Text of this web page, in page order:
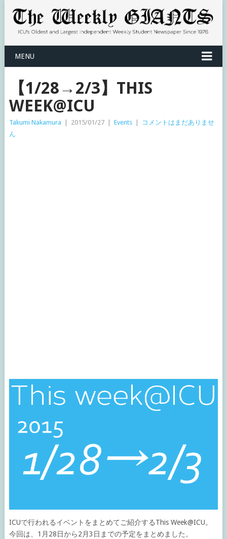
MENU
【1/28→2/3】THIS
WEEK@ICU
Takumi Nakamura 2015/01/27 Events
コメントはまだありませ
ん
ICUで行われるイベントをまとめてご紹介するThis Week@ICU。
今回は、1月28日から2月3日までの予定をまとめました。